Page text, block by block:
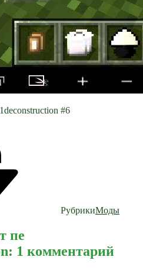
РубрикиМоды
пе
1 комментарий